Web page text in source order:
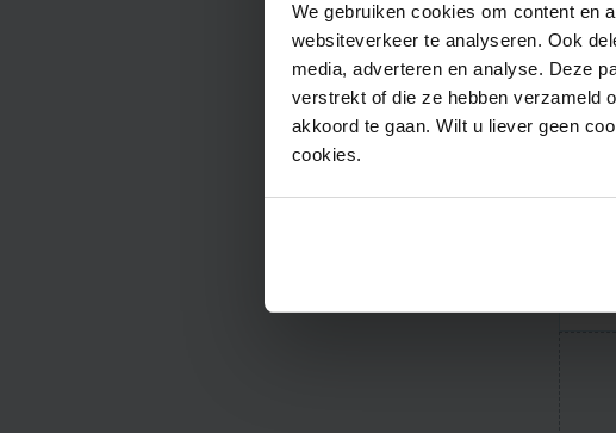
We gebruiken cookies om content en
websiteverkeer te analyseren. Ook
media, adverteren en analyse. Deze
verstrekt of die ze hebben verzameld
akkoord te gaan. Wilt u liever geen
cookies.
DD
E-